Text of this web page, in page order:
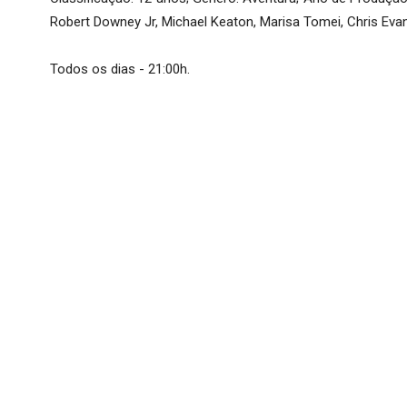
Robert Downey Jr, Michael Keaton, Marisa Tomei, Chris
Todos os dias - 21:00h.